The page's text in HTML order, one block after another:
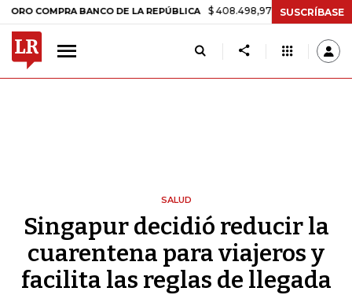
BANCO DE LA REPÚBLICA $ 408.498,97 +$ 8.753,81 +2,19%
SUSCRÍBASE
SALUD
Singapur decidió reducir la
cuarentena para viajeros y
facilita las reglas de llegada